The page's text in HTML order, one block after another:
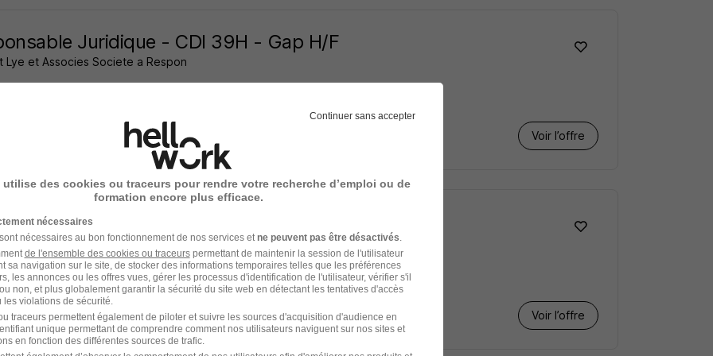
Juridique - CDI 39H - Gap H/F
Lye et Associes Societe a Respon
Voir l’offre
Juridique - CDI 39H - Gap H/F
Lye et Associes Societe a Respon
CDI 27 000 - 32 000 € / an
Voir l’offre
jours
Continuer sans accepter
utilise des cookies ou traceurs pour rendre votre recherche d’emploi ou de
formation encore plus efficace.
nécessaires
nécessaires au bon fonctionnement de nos services et ne peuvent pas être désactivés
de l'ensemble des cookies ou traceurspermettant de maintenir la session de l'utilisateur
sa navigation sur le site, de stocker des informations temporaires telles que les préférences
les annonces ou les offres vues, gérer les processus d'identification de l'utilisateur, vérifier s'il
non, et plus globalement garantir la sécurité du site web en détectant les tentatives d'accès
violations de sécurité.
traceurs permettent également de piloter et suivre les sources d'acquisition d'audience en
unique permettant de comprendre comment nos utilisateurs naviguent sur nos sites et
en fonction des différentes sources de trafic.